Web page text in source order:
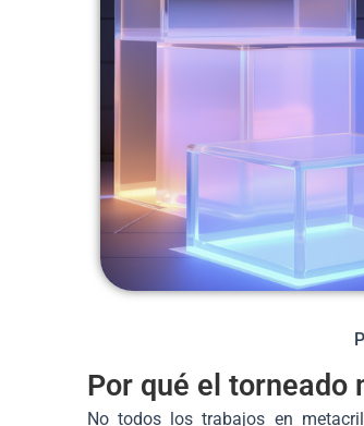
Por qué el torneado
No todos los trabajos en